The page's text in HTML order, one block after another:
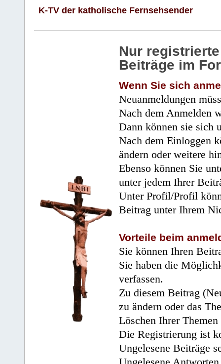
K-TV der katholische Fernsehsender
Nur
Beiträge im
Wenn Sie sich
Neuanmeldungen
Nach dem Anmelden
Dann können sie sich
Nach dem Einloggen
ändern oder weitere
Ebenso können Sie
unter jedem Ihrer
Unter Profil/Profil
Beitrag unter Ihrem
Vorteile beim
Sie können Ihren
Sie haben die
verfassen.
Zu diesem Beitrag
zu ändern oder das
Löschen Ihrer
Die Registrierung ist
Ungelesene Beiträge